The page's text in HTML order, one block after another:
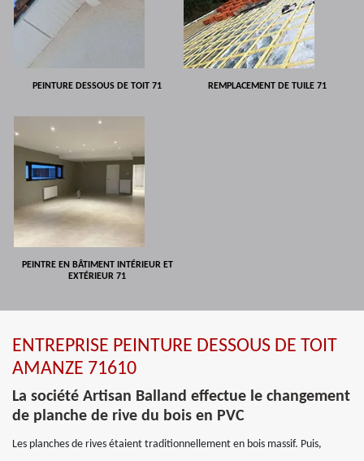
PEINTURE DESSOUS DE TOIT 71 REMPLACEMENT DE TUILE 71
PEINTRE EN BÂTIMENT INTÉRIEUR ET
EXTÉRIEUR 71
ENTREPRISE PEINTURE DESSOUS DE TOIT
AMANZE 71610
La société Artisan Balland effectue le changement
de planche de rive du bois en PVC
Les planches de rives étaient traditionnellement en bois massif. Puis,